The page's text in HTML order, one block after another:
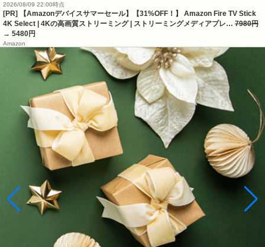
2026/08/09 22:00時点
[PR] 【Amazonデバイスサマーセール】【31%OFF！】 Amazon Fire TV Stick
4K Select | 4Kの高画質ストリーミング | ストリーミングメディアプレ… 7980円
→ 5480円
Amazon